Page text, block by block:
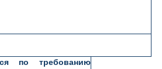
по требованию